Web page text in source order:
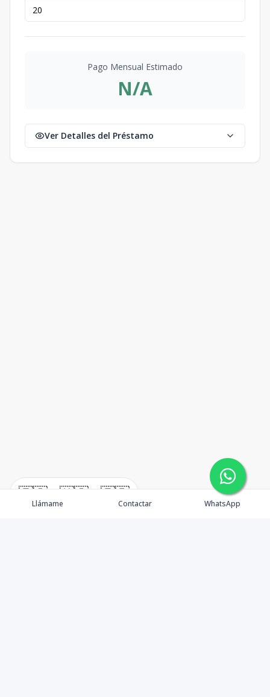
🇪🇸 🇺🇸 🇫🇷
Pago Mensual Estimado
N/A
Ver Detalles del Préstamo
Llámame Contactar WhatsApp